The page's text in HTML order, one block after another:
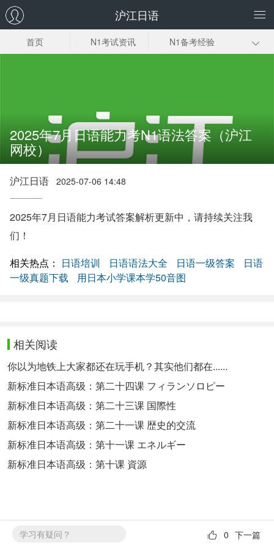
沪江日语
首页 N1考试资讯 N1备考经验
考试时间 资料下载
2025年7月日语能力考N1语法答案（沪江
网校）
沪江日语 2025-07-06 14:48
2025年7月日语能力考试答案解析更新中，请持续关注我
们！
相关热点： 日语培训 日语语法大全 日语一级答案
日语
一级真题下载
用日本小学课本学50音图
相关阅读
你以为地铁上大家都还在玩手机？其实他们都在......
新标准日本语高级：第二十四课 フィランソロピー
新标准日本语高级：第二十三课 国際性
新标准日本语高级：第二十一课 歴史的交流
新标准日本语高级：第十一课 エネルギー
新标准日本语高级：第十课 資源
学习有疑问？ 下一篇
0